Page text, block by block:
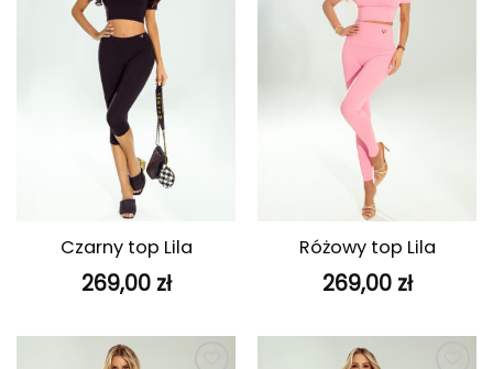
Czarny top Lila
269,00 zł
Różowy top Lila
269,00 zł